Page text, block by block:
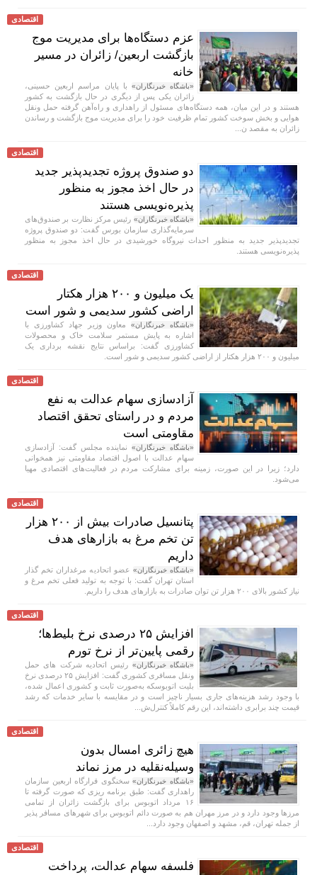
اقتصادی
عزم دستگاه‌ها برای مدیریت موج
بازگشت اربعین/ زائران در مسیر
خانه
«باشگاه خبرنگاران» با پایان مراسم اربعین حسینی،
زائران یکی پس از دیگری در حال بازگشت به کشور
هستند و در این میان، همه دستگاه‌های مسئول از راهداری و راه‌آهن گرفته حمل ونقل
هوایی و بخش سوخت کشور تمام ظرفیت خود را برای مدیریت موج بازگشت و رساندن
زائران به مقصد ن...
اقتصادی
دو صندوق پروژه تجدیدپذیر جدید
در حال اخذ مجوز به منظور
پذیره‌نویسی هستند
«باشگاه خبرنگاران» رئیس مرکز نظارت بر صندوق‌های
سرمایه‌گذاری سازمان بورس گفت: دو صندوق پروژه
تجدیدپذیر جدید به منظور احداث نیروگاه خورشیدی در حال اخذ مجوز به منظور
پذیره‌نویسی هستند.
اقتصادی
یک میلیون و ۲۰۰ هزار هکتار
اراضی کشور سدیمی و شور است
«باشگاه خبرنگاران» معاون وزیر جهاد کشاورزی با
اشاره به پایش مستمر سلامت خاک و محصولات
کشاورزی گفت: براساس نتایج نقشه برداری یک
میلیون و ۲۰۰ هزار هکتار از اراضی کشور سدیمی و شور است.
اقتصادی
آزادسازی سهام عدالت به نفع
مردم و در راستای تحقق اقتصاد
مقاومتی است
«باشگاه خبرنگاران»نماینده مجلس گفت: آزادسازی
سهام عدالت با اصول اقتصاد مقاومتی نیز همخوانی
دارد؛ زیرا در این صورت، زمینه برای مشارکت مردم در فعالیت‌های اقتصادی مهیا
می‌شود.
اقتصادی
پتانسیل صادرات بیش از ۲۰۰ هزار
تن تخم مرغ به بازار‌های هدف
داریم
«باشگاه خبرنگاران» عضو اتحادیه مرغداران تخم گذار
استان تهران گفت: با توجه به تولید فعلی تخم مرغ و
نیاز کشور بالای ۲۰۰ هزار تن توان صادرات به بازار‌های هدف را داریم.
اقتصادی
افزایش ۲۵ درصدی نرخ بلیط‌ها؛
رقمی پایین‌تر از نرخ تورم
«باشگاه خبرنگاران» رئیس اتحادیه شرکت های حمل
ونقل مسافری کشوری گفت: افزایش ۲۵ درصدی نرخ
بلیت اتوبوسکه به‌صورت ثابت و کشوری اعمال شده،
با وجود رشد هزینه‌های جاری بسیار ناچیز است و در مقایسه با سایر خدمات که رشد
قیمت چند برابری داشته‌اند، این رقم کاملاً کنترل‌ش...
اقتصادی
هیچ زائری امسال بدون
وسیله‌نقلیه در مرز نماند
«باشگاه خبرنگاران»سخنگوی قرارگاه اربعین سازمان
راهداری گفت: طبق برنامه ریزی که صورت گرفته تا
۱۶ مرداد اتوبوس برای بازگشت زائران از تمامی
مرز‌ها وجود دارد و در مرز مهران هم به صورت دائم اتوبوس برای شهر‌های مسافر پذیر
از جمله تهران، قم، مشهد و اصفهان وجود دارد...
اقتصادی
فلسفه سهام عدالت، پرداخت